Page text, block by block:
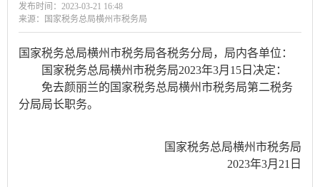
发布时间：2023-03-21 16:48
来源：国家税务总局横州市税务局
国家税务总局横州市税务局各税务分局，局内各单位：
国家税务总局横州市税务局2023年3月15日决定：
免去颜丽兰的国家税务总局横州市税务局第二税务
分局局长职务。
国家税务总局横州市税务局
2023年3月21日